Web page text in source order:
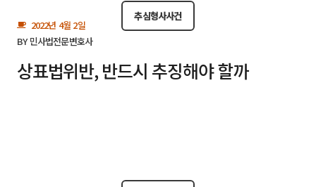
추심형사사건
2022년 4월 2일
BY민사법전문변호사
상표법위반, 반드시 추징해야 할까